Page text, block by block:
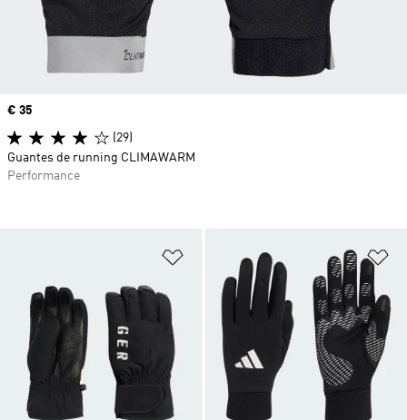
Añadir a la lista de deseos
Precio
€ 35
(29)
Guantes de running CLIMAWARM
Performance